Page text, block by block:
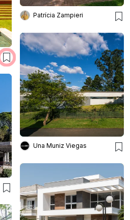
Patrícia Zampieri
Una Muniz Viegas